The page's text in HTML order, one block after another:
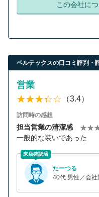
この会社に
ベルテックスの口コミ評判・
営業
（3.4）
訪問時の感想
担当営業の清潔感
一般的な装いであった
来店確認済
たーつる
40代 男性／会社